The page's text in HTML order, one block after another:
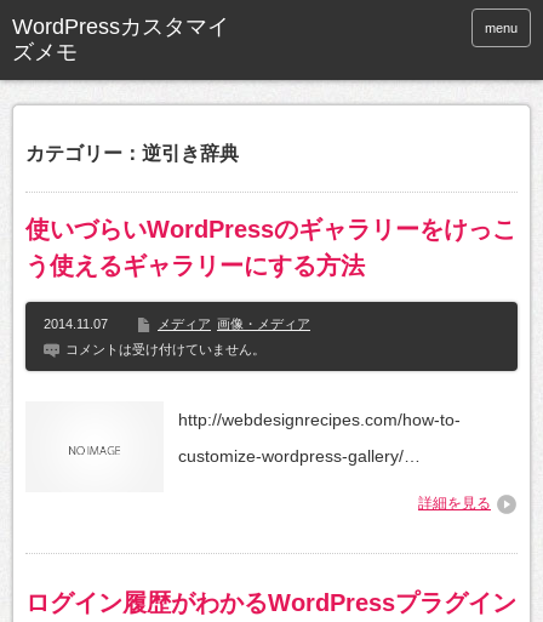
WordPressカスタマイ
ズメモ
menu
カテゴリー：逆引き辞典
使いづらいWordPressのギャラリーをけっこ
う使えるギャラリーにする方法
2014.11.07 メディア 画像・メディア
コメントは受け付けていません。
http://webdesignrecipes.com/how-to-
customize-wordpress-gallery/…
詳細を見る
ログイン履歴がわかるWordPressプラグイン